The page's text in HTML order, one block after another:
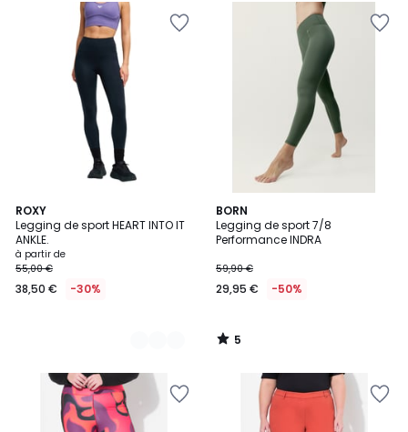
ROXY
Legging de sport HEART INTO IT
ANKLE.
à partir de
55,00 €
38,50 € -30%
3
Couleurs
BORN
Legging de sport 7/8
Performance INDRA
59,90 €
29,95 € -50%
5
/
5
5
/